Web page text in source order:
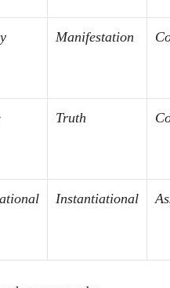
Manifestation
Truth
Instantiational